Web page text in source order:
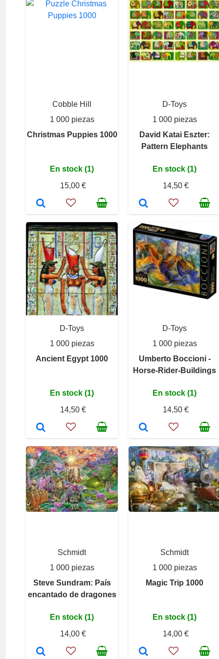
Cobble Hill
1 000 piezas
Christmas Puppies 1000
En stock (1)
15,00 €
D-Toys
1 000 piezas
David Katai Eszter:
Pattern Elephants
En stock (1)
14,50 €
D-Toys
1 000 piezas
Ancient Egypt 1000
En stock (1)
14,50 €
D-Toys
1 000 piezas
Umberto Boccioni -
Horse-Rider-Buildings
En stock (1)
14,50 €
Schmidt
1 000 piezas
Steve Sundram: País
encantado de dragones
En stock (1)
14,00 €
Schmidt
1 000 piezas
Magic Trip 1000
En stock (1)
14,00 €